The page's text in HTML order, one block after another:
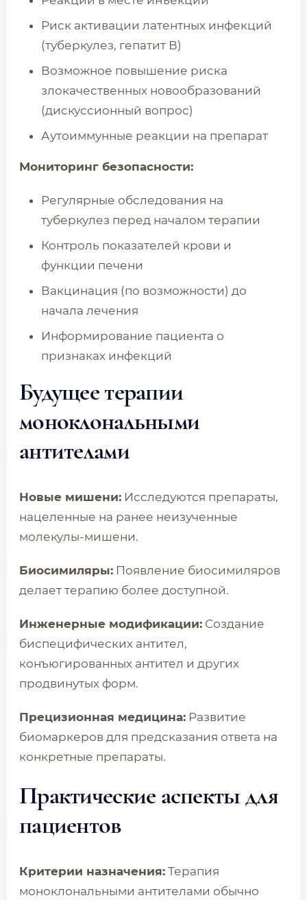
Риск активации латентных инфекций
(туберкулез, гепатит В)
Возможное повышение риска
злокачественных новообразований
(дискуссионный вопрос)
Аутоиммунные реакции на препарат
Мониторинг безопасности:
Регулярные обследования на
туберкулез перед началом терапии
Контроль показателей крови и
функции печени
Вакцинация (по возможности) до
начала лечения
Информирование пациента о
признаках инфекций
Будущее терапии
моноклональными
антителами
Новые мишени: Исследуются препараты,
нацеленные на ранее неизученные
молекулы-мишени.
Биосимиляры: Появление биосимиляров
делает терапию более доступной.
Инженерные модификации: Создание
биспецифических антител,
конъюгированных антител и других
продвинутых форм.
Прецизионная медицина: Развитие
биомаркеров для предсказания ответа на
конкретные препараты.
Практические аспекты для
пациентов
Критерии назначения: Терапия
моноклональными антителами обычно